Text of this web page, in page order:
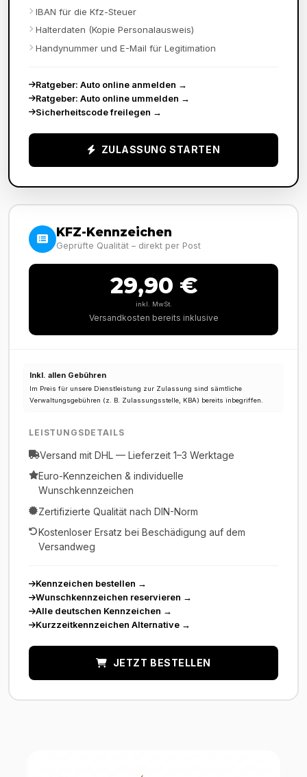
IBAN für die Kfz-Steuer
Halterdaten (Kopie Personalausweis)
Handynummer und E-Mail für Legitimation
Ratgeber: Auto online anmelden →
Ratgeber: Auto online ummelden →
Sicherheitscode freilegen →
ZULASSUNG STARTEN
KFZ-Kennzeichen
Geprüfte Qualität – direkt per Post
29,90 €
inkl. MwSt.
Versandkosten bereits inklusive
Inkl. allen Gebühren
Im Preis für unsere Dienstleistung zur Zulassung sind sämtliche
Verwaltungsgebühren (z. B. Zulassungsstelle, KBA) bereits inbegriffen.
LEISTUNGSDETAILS
Versand mit DHL — Lieferzeit 1–3 Werktage
Euro-Kennzeichen & individuelle
Wunschkennzeichen
Zertifizierte Qualität nach DIN-Norm
Kostenloser Ersatz bei Beschädigung auf dem
Versandweg
Kennzeichen bestellen →
Wunschkennzeichen reservieren →
Alle deutschen Kennzeichen →
Kurzzeitkennzeichen Alternative →
JETZT BESTELLEN